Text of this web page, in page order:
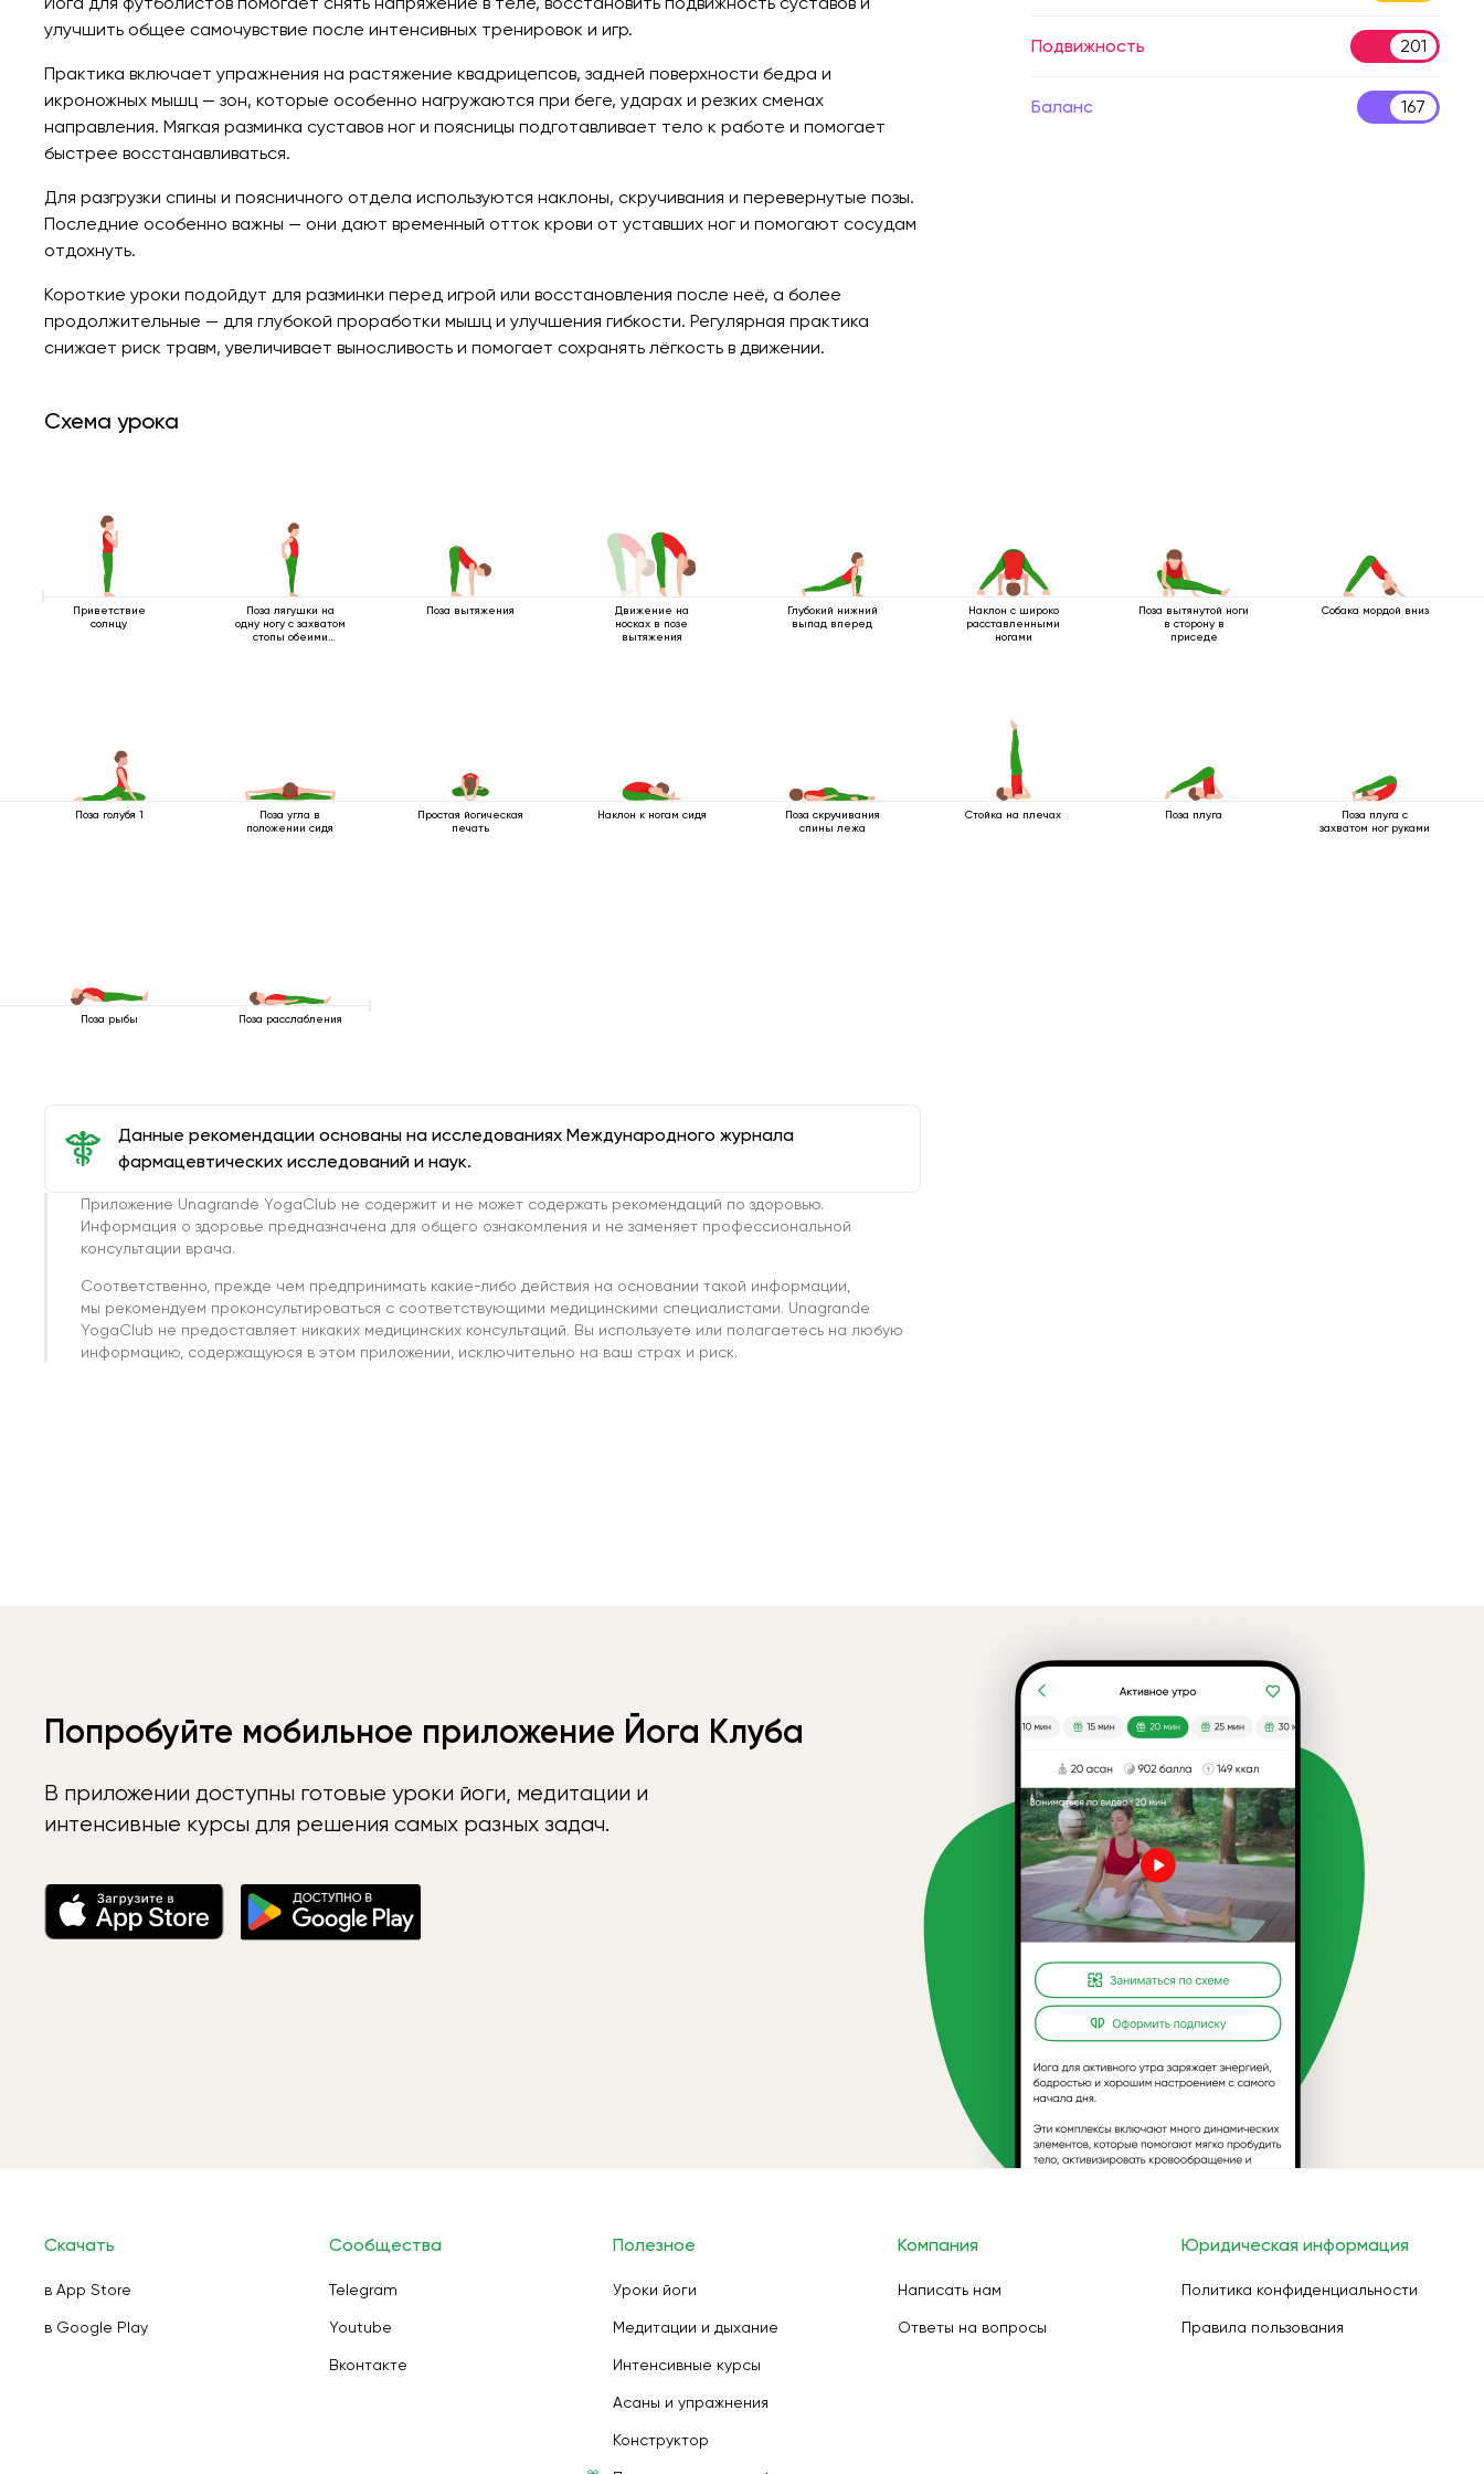
улучшить общее самочувствие после интенсивных тренировок и игр.
Практика включает упражнения на растяжение квадрицепсов, задней поверхности бедра и
икроножных мышц — зон, которые особенно нагружаются при беге, ударах и резких сменах
направления. Мягкая разминка суставов ног и поясницы подготавливает тело к работе и помогает
быстрее восстанавливаться.
Для разгрузки спины и поясничного отдела используются наклоны, скручивания и перевернутые позы.
Последние особенно важны — они дают временный отток крови от уставших ног и помогают сосудам
отдохнуть.
Короткие уроки подойдут для разминки перед игрой или восстановления после неё, а более
продолжительные — для глубокой проработки мышц и улучшения гибкости. Регулярная практика
снижает риск травм, увеличивает выносливость и помогает сохранять лёгкость в движении.
Подвижность 201
Баланс 167
Схема урока
Приветствие
солнцу
Поза лягушки на
одну ногу с захватом
стопы обеими
Поза вытяжения
Движение на
носках в позе
вытяжения
Глубокий нижний
выпад вперед
Наклон с широко
расставленными
ногами
Поза вытянутой ноги
в сторону в
приседе
Собака мордой вниз
Поза голубя 1
Поза угла в
положении сидя
Простая йогическая
печать
Наклон к ногам сидя
Поза скручивания
спины лежа
Стойка на плечах Поза плуга
Поза плуга с
захватом ног руками
Поза рыбы Поза расслабления
Данные рекомендации основаны на исследованиях Международного журнала
фармацевтических исследований и наук.
Приложение Unagrande YogaClub не содержит и не может содержать рекомендаций по здоровью.
Информация о здоровье предназначена для общего ознакомления и не заменяет профессиональной
консультации врача.
Соответственно, прежде чем предпринимать какие-либо действия на основании такой информации,
мы рекомендуем проконсультироваться с соответствующими медицинскими специалистами. Unagrande
YogaClub не предоставляет никаких медицинских консультаций. Вы используете или полагаетесь на любую
информацию, содержащуюся в этом приложении, исключительно на ваш страх и риск.
Попробуйте мобильное приложение Йога Клуба
В приложении доступны готовые уроки йоги, медитации и
интенсивные курсы для решения самых разных задач.
Скачать
в App Store
в Google Play
Сообщества
Telegram
Youtube
Вконтакте
Полезное
Уроки йоги
Медитации и дыхание
Интенсивные курсы
Асаны и упражнения
Конструктор
Компания
Написать нам
Ответы на вопросы
Юридическая информация
Политика конфиденциальности
Правила пользования